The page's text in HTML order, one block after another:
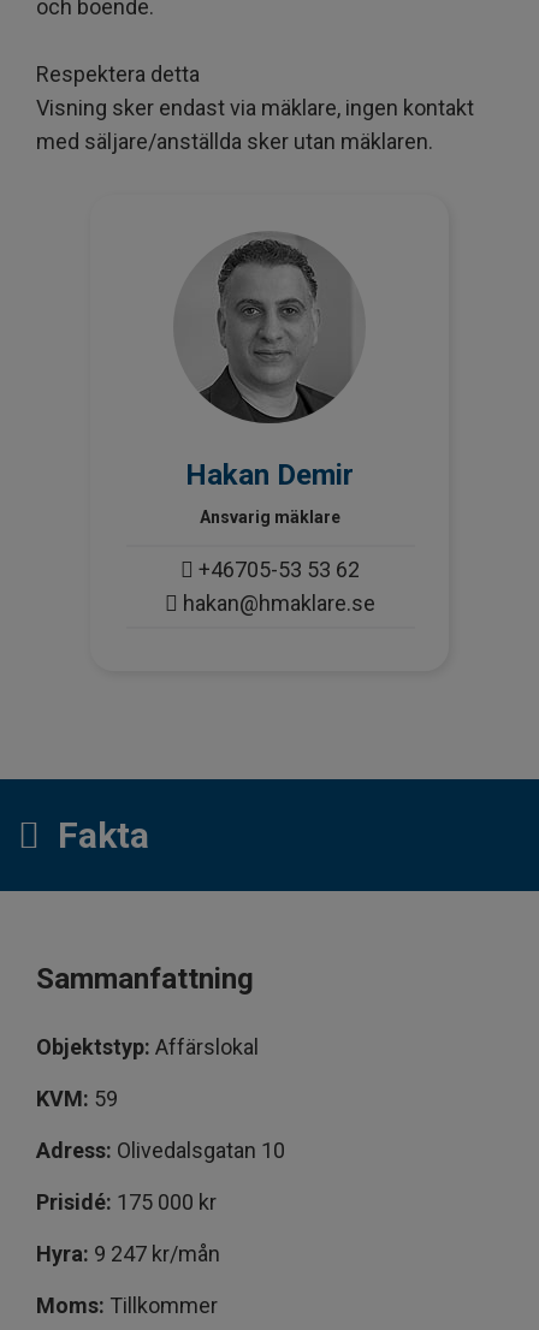
och boende.
Respektera detta
Visning sker endast via mäklare, ingen kontakt
med säljare/anställda sker utan mäklaren.
Hakan Demir
Ansvarig mäklare
+46705-53 53 62
hakan@hmaklare.se
Fakta
Sammanfattning
Objektstyp: Affärslokal
KVM: 59
Adress: Olivedalsgatan 10
Prisidé: 175 000 kr
Hyra: 9 247 kr/mån
Moms: Tillkommer